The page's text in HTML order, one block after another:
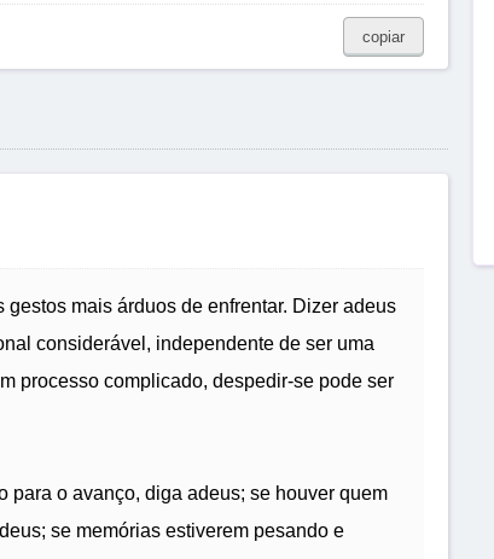
copiar
mais árduos de enfrentar. Dizer adeus
considerável, independente de ser uma
processo complicado, despedir-se pode ser
o avanço, diga adeus; se houver quem
se memórias estiverem pesando e